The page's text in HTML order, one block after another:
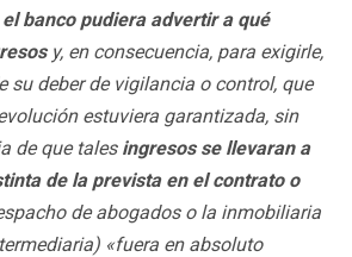
banco pudiera advertir a qué
y, en consecuencia, para exigirle,
su deber de vigilancia o control, que
estuviera garantizada, sin
de que tales ingresos se llevaran a
de la prevista en el contrato o
de abogados o la inmobiliaria
«fuera en absoluto